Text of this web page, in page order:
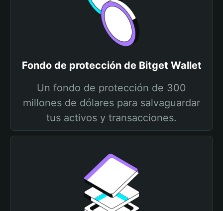
Fondo de protección de Bitget Wallet
Un fondo de protección de 300
millones de dólares para salvaguardar
tus activos y transacciones.